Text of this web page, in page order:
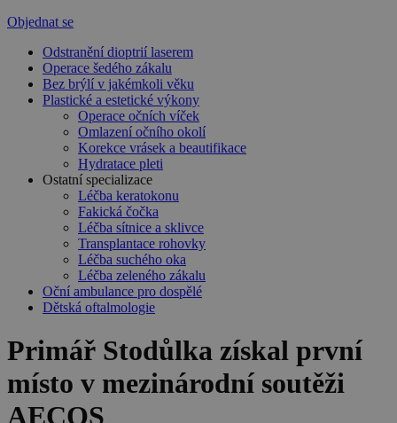
Objednat se
Odstranění dioptrií laserem
Operace šedého zákalu
Bez brýlí v jakémkoli věku
Plastické a estetické výkony
Operace očních víček
Omlazení očního okolí
Korekce vrásek a beautifikace
Hydratace pleti
Ostatní specializace
Léčba keratokonu
Fakická čočka
Léčba sítnice a sklivce
Transplantace rohovky
Léčba suchého oka
Léčba zeleného zákalu
Oční ambulance pro dospělé
Dětská oftalmologie
Primář Stodůlka získal první
místo v mezinárodní soutěži
AECOS